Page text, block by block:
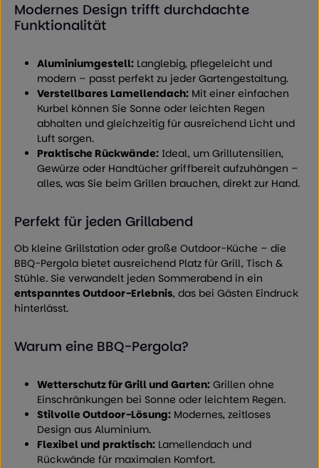
Modernes Design trifft durchdachte
Funktionalität
Aluminiumgestell: Langlebig, pflegeleicht und
modern – passt perfekt zu jeder Gartengestaltung.
Verstellbares Lamellendach: Mit einer einfachen
Kurbel können Sie Sonne oder leichten Regen
abhalten und gleichzeitig für ausreichend Licht und
Luft sorgen.
Praktische Rückwände: Ideal, um Grillutensilien,
Gewürze oder Handtücher griffbereit aufzuhängen –
alles, was Sie beim Grillen brauchen, direkt zur Hand.
Perfekt für jeden Grillabend
Ob kleine Grillstation oder große Outdoor-Küche – die
BBQ-Pergola bietet ausreichend Platz für Grill, Tisch &
Stühle. Sie verwandelt jeden Sommerabend in ein
entspanntes Outdoor-Erlebnis, das bei Gästen Eindruck
hinterlässt.
Warum eine BBQ-Pergola?
Wetterschutz für Grill und Garten: Grillen ohne
Einschränkungen bei Sonne oder leichtem Regen.
Stilvolle Outdoor-Lösung: Modernes, zeitloses
Design aus Aluminium.
Flexibel und praktisch: Lamellendach und
Rückwände für maximalen Komfort.